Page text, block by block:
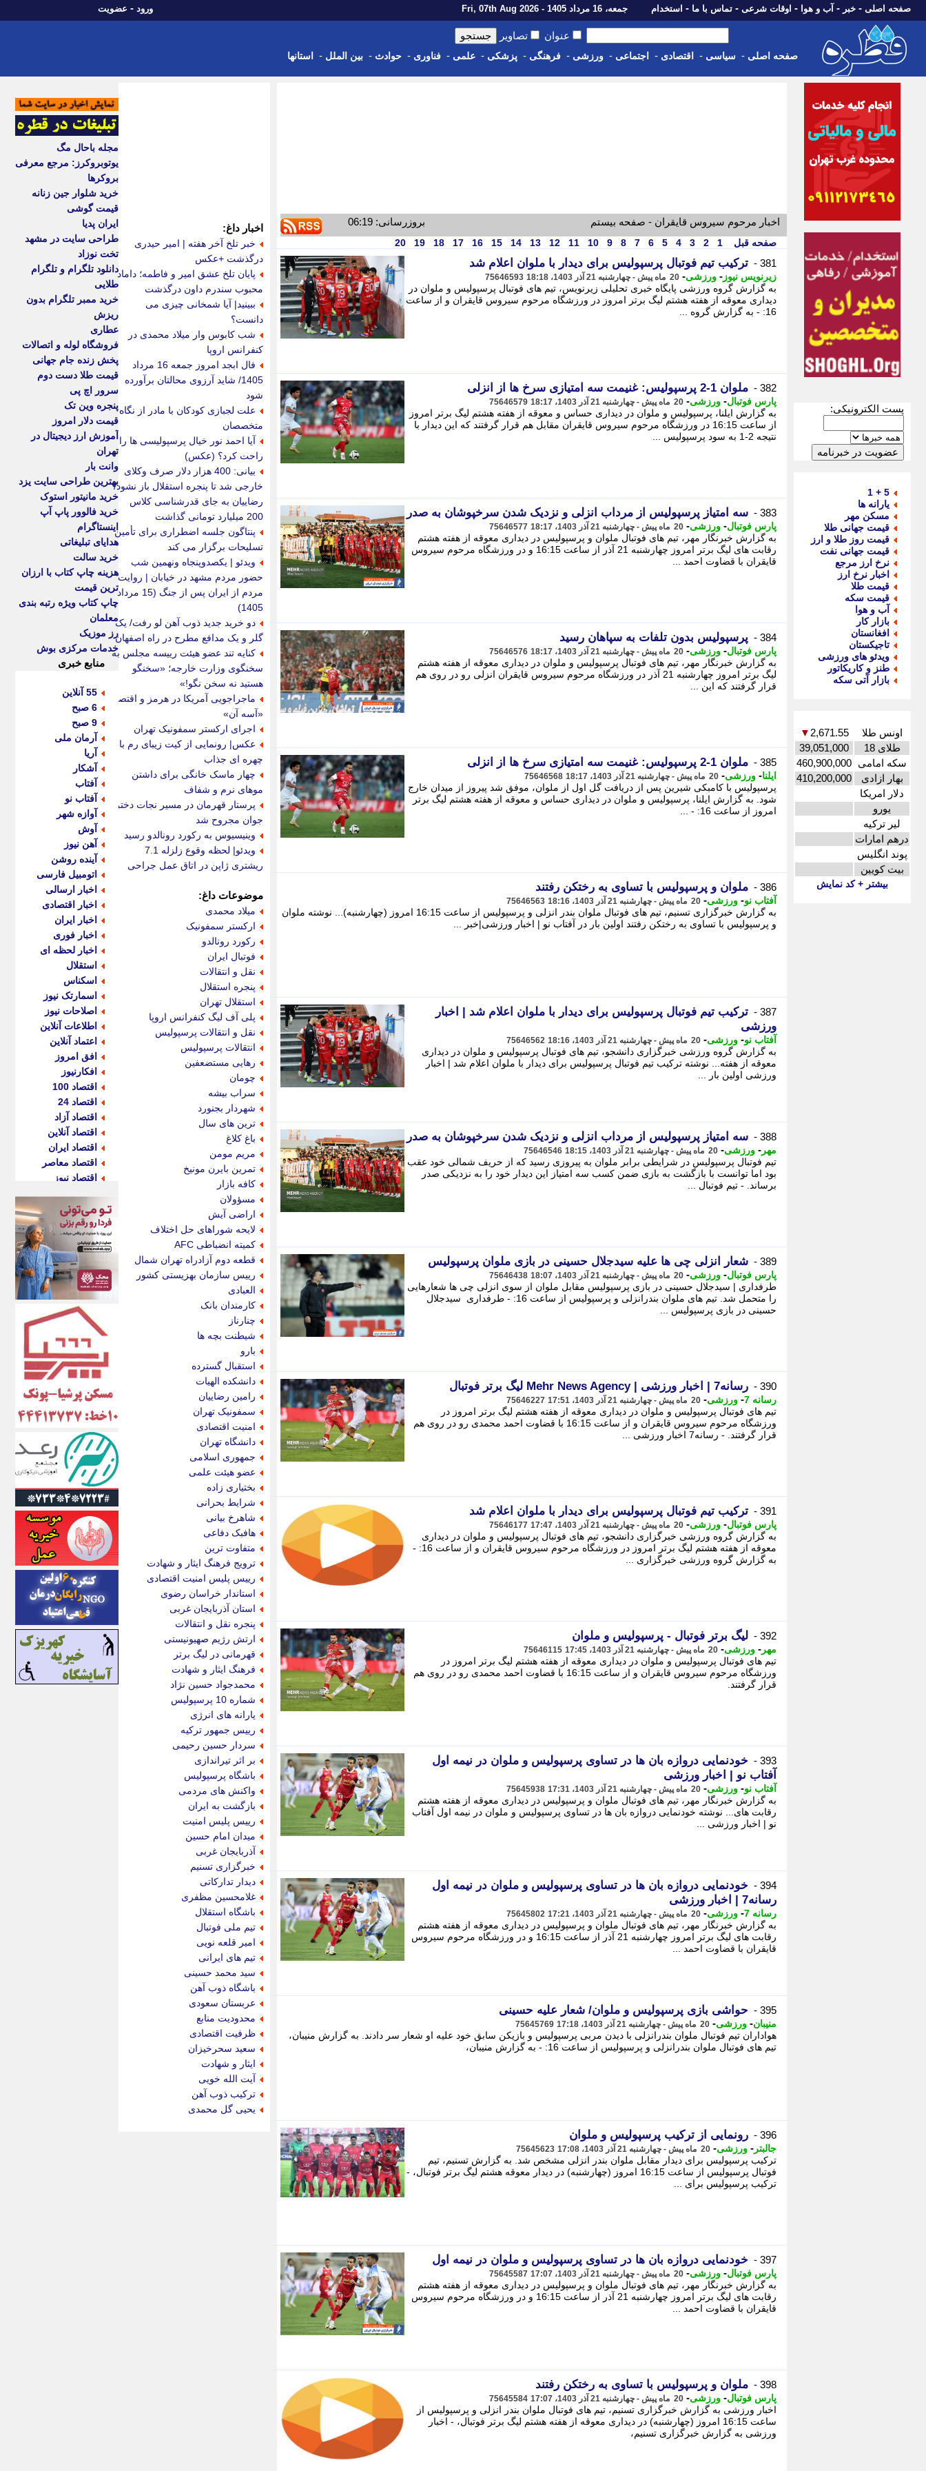
صفحه اصلی - خبر - آب و هوا - اوقات شرعی - تماس با ما - استخدام جمعه، 16 مرداد 1405 - Fri, 07th Aug 2026 ورود - عضویت
عنوان تصاویر
صفحه اصلی - سیاسی - اقتصادی - اجتماعی - ورزشی - فرهنگی - پزشکی - علمی - فناوری - حوادث - بین الملل - استانها
پست الکترونیکی:
5 + 1
یارانه ها
مسکن مهر
قیمت جهانی طلا
قیمت روز طلا و ارز
قیمت جهانی نفت
نرخ ارز مرجع
اخبار نرخ ارز
قیمت طلا
قیمت سکه
آب و هوا
بازار کار
افغانستان
تاجیکستان
ویدئو های ورزشی
طنز و کاریکاتور
بازار آتی سکه
اونس طلا 2,671.55
▼
طلای 18
39,051,000
سکه امامی 460,900,000
بهار ازادی
410,200,000
دلار امریکا
یورو
لیر ترکیه
درهم امارات
پوند انگلیس
بیت کویین
بیشتر + کد نمایش
اخبار مرحوم سیروس قایقران - صفحه بیستم بروزرسانی: 06:19
صفحه قبل 1
2
3
4
5
6
7
8
9
10
11
12
13
14
15
16
17
18
19
20
381 - ترکیب تیم فوتبال پرسپولیس برای دیدار با ملوان اعلام شد
زیرنویس نیوز - ورزشی- 20 ماه پیش - چهارشنبه 21 آذر 1403، 18:18 75646593
به گزارش گروه ورزشی پایگاه خبری تحلیلی زیرنویس، تیم های فوتبال پرسپولیس و ملوان در
دیداری معوقه از هفته هشتم لیگ برتر امروز در ورزشگاه مرحوم سیروس قایقران و از ساعت
16: - به گزارش گروه ...
382 - ملوان 1-2 پرسپولیس: غنیمت سه امتیازی سرخ ها از انزلی
پارس فوتبال- ورزشی- 20 ماه پیش - چهارشنبه 21 آذر 1403، 18:17 75646579
به گزارش ایلنا، پرسپولیس و ملوان در دیداری حساس و معوقه از هفته هشتم لیگ برتر امروز
از ساعت 16:15 در ورزشگاه مرحوم سیروس قایقران مقابل هم قرار گرفتند که این دیدار با
نتیجه 2-1 به سود پرسپولیس ...
383 - سه امتیاز پرسپولیس از مرداب انزلی و نزدیک شدن سرخپوشان به صدر
پارس فوتبال- ورزشی- 20 ماه پیش - چهارشنبه 21 آذر 1403، 18:17 75646577
به گزارش خبرنگار مهر، تیم های فوتبال ملوان و پرسپولیس در دیداری معوقه از هفته هشتم
رقابت های لیگ برتر امروز چهارشنبه 21 آذر از ساعت 16:15 و در ورزشگاه مرحوم سیروس
قایقران با قضاوت احمد ...
384 - پرسپولیس بدون تلفات به سپاهان رسید
پارس فوتبال- ورزشی- 20 ماه پیش - چهارشنبه 21 آذر 1403، 18:17 75646576
به گزارش خبرنگار مهر، تیم های فوتبال پرسپولیس و ملوان در دیداری معوقه از هفته هشتم
لیگ برتر امروز چهارشنبه 21 آذر در ورزشگاه مرحوم سیروس قایقران انزلی رو در روی هم
قرار گرفتند که این ...
385 - ملوان 1-2 پرسپولیس: غنیمت سه امتیازی سرخ ها از انزلی
ایلنا- ورزشی- 20 ماه پیش - چهارشنبه 21 آذر 1403، 18:17 75646568
پرسپولیس با کامبکی شیرین پس از دریافت گل اول از ملوان، موفق شد پیروز از میدان خارج
شود. به گزارش ایلنا، پرسپولیس و ملوان در دیداری حساس و معوقه از هفته هشتم لیگ برتر
امروز از ساعت 16: - ...
386 - ملوان و پرسپولیس با تساوی به رختکن رفتند
آفتاب نو- ورزشی- 20 ماه پیش - چهارشنبه 21 آذر 1403، 18:16 75646563
به گزارش خبرگزاری تسنیم، تیم های فوتبال ملوان بندر انزلی و پرسپولیس از ساعت 16:15 امروز (چهارشنبه)... نوشته ملوان
و پرسپولیس با تساوی به رختکن رفتند اولین بار در آفتاب نو | اخبار ورزشی|خبر ...
387 -
ترکیب تیم فوتبال پرسپولیس برای دیدار با ملوان اعلام شد | اخبار
ورزشی
آفتاب نو- ورزشی- 20 ماه پیش - چهارشنبه 21 آذر 1403، 18:16 75646562
به گزارش گروه ورزشی خبرگزاری دانشجو، تیم های فوتبال پرسپولیس و ملوان در دیداری
معوقه از هفته... نوشته ترکیب تیم فوتبال پرسپولیس برای دیدار با ملوان اعلام شد | اخبار
ورزشی اولین بار ...
388 - سه امتیاز پرسپولیس از مرداب انزلی و نزدیک شدن سرخپوشان به صدر
مهر - ورزشی- 20 ماه پیش - چهارشنبه 21 آذر 1403، 18:15 75646546
تیم فوتبال پرسپولیس در شرایطی برابر ملوان به پیروزی رسید که از حریف شمالی خود عقب
بود اما توانست با بازگشت به بازی ضمن کسب سه امتیاز این دیدار خود را به نزدیکی صدر
برساند. - تیم فوتبال ...
389 - شعار انزلی چی ها علیه سیدجلال حسینی در بازی ملوان پرسپولیس
پارس فوتبال- ورزشی- 20 ماه پیش - چهارشنبه 21 آذر 1403، 18:07 75646438
طرفداری | سیدجلال حسینی در بازی پرسپولیس مقابل ملوان از سوی انزلی چی ها شعارهایی
را متحمل شد. تیم های ملوان بندرانزلی و پرسپولیس از ساعت 16: - طرفداری سیدجلال
حسینی در بازی پرسپولیس ...
390 - رسانه7 | اخبار ورزشی | Mehr News Agency لیگ برتر فوتبال
رسانه 7 - ورزشی- 20 ماه پیش - چهارشنبه 21 آذر 1403، 17:51 75646227
تیم های فوتبال پرسپولیس و ملوان در دیداری معوقه از هفته هشتم لیگ برتر امروز در
ورزشگاه مرحوم سیروس قایقران و از ساعت 16:15 با قضاوت احمد محمدی رو در روی هم
قرار گرفتند. - رسانه7 اخبار ورزشی ...
391 - ترکیب تیم فوتبال پرسپولیس برای دیدار با ملوان اعلام شد
پارس فوتبال- ورزشی- 20 ماه پیش - چهارشنبه 21 آذر 1403، 17:47 75646177
به گزارش گروه ورزشی خبرگزاری دانشجو، تیم های فوتبال پرسپولیس و ملوان در دیداری
معوقه از هفته هشتم لیگ برتر امروز در ورزشگاه مرحوم سیروس قایقران و از ساعت 16: -
به گزارش گروه ورزشی خبرگزاری ...
392 - لیگ برتر فوتبال - پرسپولیس و ملوان
مهر - ورزشی- 20 ماه پیش - چهارشنبه 21 آذر 1403، 17:45 75646115
تیم های فوتبال پرسپولیس و ملوان در دیداری معوقه از هفته هشتم لیگ برتر امروز در
ورزشگاه مرحوم سیروس قایقران و از ساعت 16:15 با قضاوت احمد محمدی رو در روی هم
قرار گرفتند.
393 -
خودنمایی دروازه بان ها در تساوی پرسپولیس و ملوان در نیمه اول
آفتاب نو | اخبار ورزشی
آفتاب نو- ورزشی- 20 ماه پیش - چهارشنبه 21 آذر 1403، 17:31 75645938
به گزارش خبرنگار مهر، تیم های فوتبال ملوان و پرسپولیس در دیداری معوقه از هفته هشتم
رقابت های... نوشته خودنمایی دروازه بان ها در تساوی پرسپولیس و ملوان در نیمه اول آفتاب
نو | اخبار ورزشی ...
394 -
خودنمایی دروازه بان ها در تساوی پرسپولیس و ملوان در نیمه اول
رسانه7 | اخبار ورزشی
رسانه 7 - ورزشی- 20 ماه پیش - چهارشنبه 21 آذر 1403، 17:21 75645802
به گزارش خبرنگار مهر، تیم های فوتبال ملوان و پرسپولیس در دیداری معوقه از هفته هشتم
رقابت های لیگ برتر امروز چهارشنبه 21 آذر از ساعت 16:15 و در ورزشگاه مرحوم سیروس
قایقران با قضاوت احمد ...
395 - حواشی بازی پرسپولیس و ملوان/ شعار علیه حسینی
منیبان- ورزشی- 20 ماه پیش - چهارشنبه 21 آذر 1403، 17:18 75645769
​هواداران تیم فوتبال ملوان بندرانزلی با دیدن مربی پرسپولیس و بازیکن سابق خود علیه او شعار سر دادند. به گزارش منیبان،
تیم های فوتبال ملوان بندرانزلی و پرسپولیس از ساعت 16: - به گزارش منیبان،
396 - رونمایی از ترکیب پرسپولیس و ملوان
جالبتر - ورزشی- 20 ماه پیش - چهارشنبه 21 آذر 1403، 17:08 75645623
ترکیب پرسپولیس برای دیدار مقابل ملوان بندر انزلی مشخص شد. به گزارش تسنیم، تیم
فوتبال پرسپولیس از ساعت 16:15 امروز (چهارشنبه) در دیدار معوقه هشتم لیگ برتر فوتبال، -
ترکیب پرسپولیس برای ...
397 - خودنمایی دروازه بان ها در تساوی پرسپولیس و ملوان در نیمه اول
پارس فوتبال- ورزشی- 20 ماه پیش - چهارشنبه 21 آذر 1403، 17:07 75645587
به گزارش خبرنگار مهر، تیم های فوتبال ملوان و پرسپولیس در دیداری معوقه از هفته هشتم
رقابت های لیگ برتر امروز چهارشنبه 21 آذر از ساعت 16:15 و در ورزشگاه مرحوم سیروس
قایقران با قضاوت احمد ...
398 - ملوان و پرسپولیس با تساوی به رختکن رفتند
پارس فوتبال- ورزشی- 20 ماه پیش - چهارشنبه 21 آذر 1403، 17:07 75645584
اخبار ورزشی به گزارش خبرگزاری تسنیم، تیم های فوتبال ملوان بندر انزلی و پرسپولیس از
ساعت 16:15 امروز (چهارشنبه) در دیداری معوقه از هفته هشتم لیگ برتر فوتبال، - اخبار
ورزشی به گزارش خبرگزاری تسنیم،
اخبار داغ:
خبر تلخ آخر هفته | امیر حیدری
درگذشت +عکس
پایان تلخ عشق امیر و فاطمه؛ داماد
محبوب سندرم داون درگذشت
ببینید| آیا شمخانی چیزی می
دانست؟
شب کابوس وار میلاد محمدی در
کنفرانس اروپا
فال ابجد امروز جمعه 16 مرداد
1405/ شاید آرزوی محالتان برآورده
شود
علت لجبازی کودکان با مادر از نگاه
متخصصان
آیا احمد نور خیال پرسپولیسی ها را
راحت کرد؟ (عکس)
بیانی: 400 هزار دلار صرف وکلای
خارجی شد تا پنجره استقلال باز نشود/
رضاییان به جای قدرشناسی کلاس
200 میلیارد تومانی گذاشت
پنتاگون جلسه اضطراری برای تأمین
تسلیحات برگزار می کند
ویدئو | یکصدوپنجاه ونهمین شب
حضور مردم مشهد در خیابان | روایت
مردم از ایران پس از جنگ (15 مرداد
1405)
دو خرید جدید ذوب آهن لو رفت/ یک
گلر و یک مدافع مطرح در راه اصفهان
کنایه تند عضو هیئت رییسه مجلس به
سخنگوی وزارت خارجه؛ «سخنگو
هستید نه سخن نگو!»
ماجراجویی آمریکا در هرمز و اقتصاد
«آسه آن»
اجرای ارکستر سمفونیک تهران
عکس| رونمایی از کیت زیبای رم با
چهره ای جذاب
چهار ماسک خانگی برای داشتن
موهای نرم و شفاف
پرستار قهرمان در مسیر نجات دختر
جوان مجروح شد
وینیسیوس به رکورد رونالدو رسید
ویدئو| لحظه وقوع زلزله 7.1
ریشتری ژاپن در اتاق عمل جراحی
موضوعات داغ:
میلاد محمدی
ارکستر سمفونیک
رکورد رونالدو
فوتبال ایران
نقل و انتقالات
پنجره استقلال
استقلال تهران
پلی آف لیگ کنفرانس اروپا
نقل و انتقالات پرسپولیس
انتقالات پرسپولیس
رهایی مستضعفین
چومان
سراب بیشه
شهردار بجنورد
ترین های سال
باغ کلاغ
مریم مومن
تمرین بایرن مونیخ
کافه بازار
مسؤولان
اراضی آیش
لایحه شوراهای حل اختلاف
کمیته انضباطی AFC
قطعه دوم آزادراه تهران شمال
رییس سازمان بهزیستی کشور
العبادی
کارمندان بانک
چنارناز
شیطنت بچه ها
بارو
استقبال گسترده
دانشکده الهیات
رامین رضاییان
سمفونیک تهران
امنیت اقتصادی
دانشگاه تهران
جمهوری اسلامی
عضو هیئت علمی
بختیاری زاده
شرایط بحرانی
شاهرخ بیانی
هافبک دفاعی
متفاوت ترین
ترویج فرهنگ ایثار و شهادت
رییس پلیس امنیت اقتصادی
استاندار خراسان رضوی
استان آذربایجان غربی
پنجره نقل و انتقالات
ارتش رژیم صهیونیستی
قهرمانی در لیگ برتر
فرهنگ ایثار و شهادت
محمدجواد حسین نژاد
شماره 10 پرسپولیس
یارانه های انرژی
رییس جمهور ترکیه
سردار حسین رحیمی
بر اثر تیراندازی
باشگاه پرسپولیس
واکنش های مردمی
بازگشت به ایران
رییس پلیس امنیت
میدان امام حسین
آذربایجان غربی
خبرگزاری تسنیم
دیدار تدارکاتی
غلامحسین مظفری
باشگاه استقلال
تیم ملی فوتبال
امیر قلعه نویی
تیم های ایرانی
سید محمد حسینی
باشگاه ذوب آهن
عربستان سعودی
محدودیت منابع
ظرفیت اقتصادی
سعید سحرخیزان
ایثار و شهادت
آیت الله خویی
ترکیب ذوب آهن
یحیی گل محمدی
مجله باحال مگ
یوتوبروکرز: مرجع معرفی
بروکرها
خرید شلوار جین زنانه
قیمت گوشی
ایران پدیا
طراحی سایت در مشهد
تخت نوزاد
دانلود تلگرام و تلگرام
طلایی
خرید ممبر تلگرام بدون
ریزش
عطاری
فروشگاه لوله و اتصالات
پخش زنده جام جهانی
قیمت طلا دست دوم
سرور اچ پی
پنجره وین تک
قیمت دلار امروز
آموزش ارز دیجیتال در
تهران
وانت بار
بهترین طراحی سایت یزد
خرید مانیتور استوک
خرید فالوور پاپ آپ
اینستاگرام
هدایای تبلیغاتی
خرید سالت
هزینه چاپ کتاب با ارزان
ترین قیمت
چاپ کتاب ویژه رتبه بندی
معلمان
رز موزیک
خدمات مرکزی بوش
منابع خبری
55 آنلاین
6 صبح
9 صبح
آرمان ملی
آریا
آشکار
آفتاب
آفتاب نو
آوازه شهر
آوش
آهن نیوز
آینده روشن
اتومبیل فارسی
اخبار ارسالی
اخبار اقتصادی
اخبار ایران
اخبار فوری
اخبار لحظه ای
استقلال
اسکناس
اسمارتک نیوز
اصلاحات نیوز
اطلاعات آنلاین
اعتماد آنلاین
افق امروز
افکارنیوز
اقتصاد 100
اقتصاد 24
اقتصاد آزاد
اقتصاد آنلاین
اقتصاد ایران
اقتصاد معاصر
اقتصاد نیوز
اکوفارس
اکونگار
اکونیوز
الف
انتشار آنلاین
اندیشه قرن
اندیشه معاصر
اندیشه ها
انرژی پرس
ای استخدام
ایتنا
ایراف
ایران آرت
ایران آنلاین
ایران زندگی
ایران فوری
ایرانی روز
ایرانیتال
ایرنا
ایسکانیوز
ایسنا
ایکنا
ایلنا
اینتیتر
ایونا نیوز
بازتاب آنلاین
باشگاه خبرنگاران
باغستان نیوز
بامبوک
ببین و بخون
بدینسان
بنکر